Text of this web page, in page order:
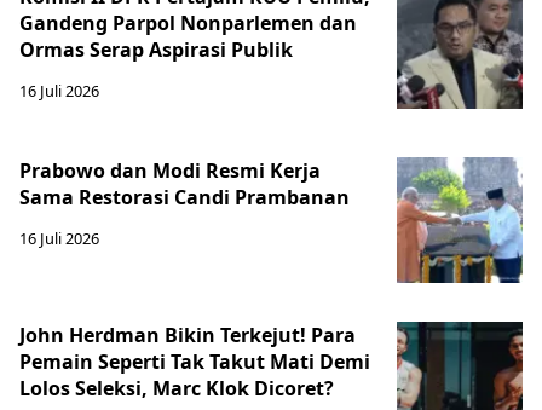
Gandeng Parpol Nonparlemen dan
Ormas Serap Aspirasi Publik
16 Juli 2026
Prabowo dan Modi Resmi Kerja
Sama Restorasi Candi Prambanan
16 Juli 2026
John Herdman Bikin Terkejut! Para
Pemain Seperti Tak Takut Mati Demi
Lolos Seleksi, Marc Klok Dicoret?